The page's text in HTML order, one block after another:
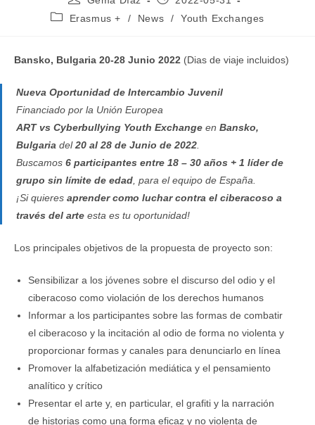
la
la
Categoría
entrada:
Erasmus + / News / Youth Exchanges
Bansko, Bulgaria 20-28 Junio 2022 (Dias de viaje incluidos)
Nueva Oportunidad de Intercambio Juvenil
Financiado por la Unión Europea
ART vs Cyberbullying Youth Exchange en Bansko,
Bulgaria del20 al 28 de Junio de 2022
Buscamos 6 participantes entre 18 – 30 años + 1 líder de
grupo sin límite de edad , para el equipo de España.
¡Si quieres aprender como luchar contra el ciberacoso a
través del arte esta es tu oportunidad!
Los principales objetivos de la propuesta de proyecto son:
Sensibilizar a los jóvenes sobre el discurso del odio y el
ciberacoso como violación de los derechos humanos
Informar a los participantes sobre las formas de combatir
el ciberacoso y la incitación al odio de forma no violenta y
proporcionar formas y canales para denunciarlo en línea
Promover la alfabetización mediática y el pensamiento
analítico y crítico
Presentar el arte y, en particular, el grafiti y la narración
de historias como una forma eficaz y no violenta de